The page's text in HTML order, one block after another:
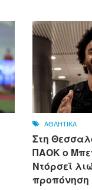
ΑΘΛΗΤΙΚΑ
Στη
ΠΑΟΚ ο
Ντόρσεϊ
προπόνηση